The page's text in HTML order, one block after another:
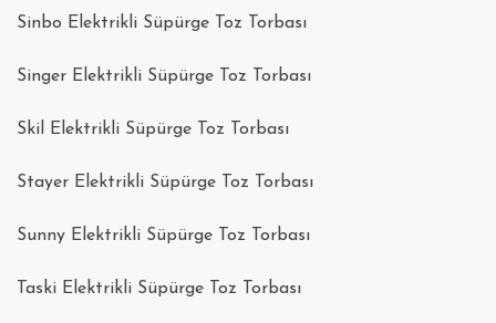
Sinbo Elektrikli Süpürge Toz Torbası
Singer Elektrikli Süpürge Toz Torbası
Skil Elektrikli Süpürge Toz Torbası
Stayer Elektrikli Süpürge Toz Torbası
Sunny Elektrikli Süpürge Toz Torbası
Taski Elektrikli Süpürge Toz Torbası